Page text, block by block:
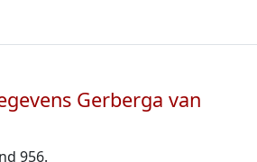
Gerberga van
956.